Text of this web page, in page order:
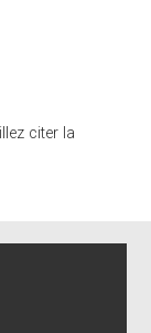
citer la